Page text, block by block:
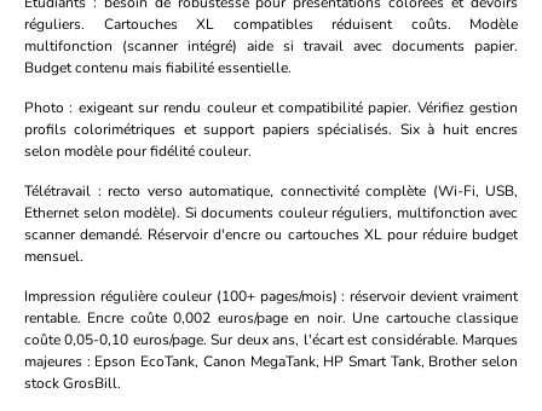
réguliers. Cartouches XL compatibles réduisent coûts. Modèle
multifonction (scanner intégré) aide si travail avec documents papier.
Budget contenu mais fiabilité essentielle.
Photo : exigeant sur rendu couleur et compatibilité papier. Vérifiez gestion
profils colorimétriques et support papiers spécialisés. Six à huit encres
selon modèle pour fidélité couleur.
Télétravail : recto verso automatique, connectivité complète (Wi-Fi, USB,
Ethernet selon modèle). Si documents couleur réguliers, multifonction avec
scanner demandé. Réservoir d'encre ou cartouches XL pour réduire budget
mensuel.
Impression régulière couleur(100+ pages/mois) : réservoir devient vraiment
rentable. Encre coûte 0,002 euros/page en noir. Une cartouche classique
coûte 0,05-0,10 euros/page. Sur deux ans, l'écart est considérable. Marques
majeures : Epson EcoTank, Canon MegaTank, HP Smart Tank, Brother selon
stock GrosBill.